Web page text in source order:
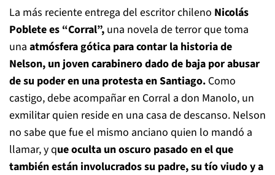
La más reciente entrega del escritor chileno Nicolás
Poblete es “Corral”, una novela de terror que toma
una atmósfera gótica para contar la historia de
Nelson, un joven carabinero dado de baja por abusar
de su poder en una protesta en Santiago. Como
castigo, debe acompañar en Corral a don Manolo, un
exmilitar quien reside en una casa de descanso. Nelson
no sabe que fue el mismo anciano quien lo mandó a
llamar, y que oculta un oscuro pasado en el que
también están involucrados su padre, su tío viudo y a